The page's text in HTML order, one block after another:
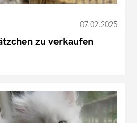
07.02.2025
zu verkaufen